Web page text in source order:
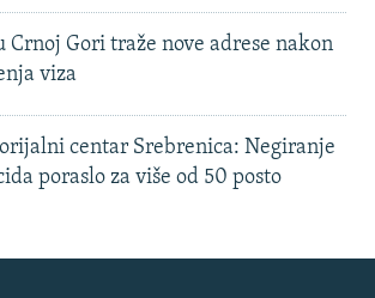
Crnoj Gori traže nove adrese nakon
viza
centar Srebrenica: Negiranje
poraslo za više od 50 posto